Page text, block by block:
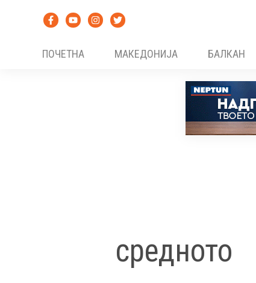
ПОЧЕТНА
МАКЕДОНИЈА БАЛКАН
средното